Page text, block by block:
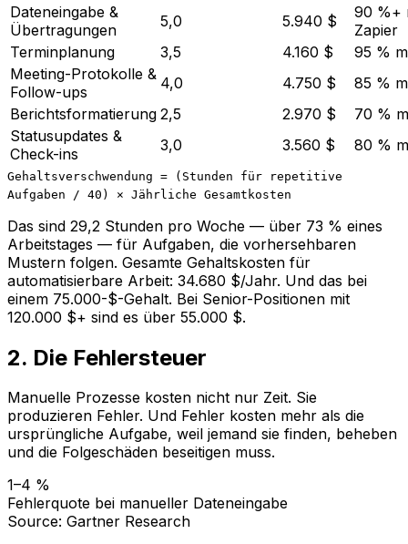
Dateneingabe &
Übertragungen
5,0 5.940 $
90 %+
Zapier
Terminplanung
3,5 4.160 $
95 %
Meeting-Protokolle &
Follow-ups
4,0 4.750 $
85 %
Berichtsformatierung 2,5 2.970 $
70 %
Statusupdates &
Check-ins
3,0 3.560 $ 80 %
Gehaltsverschwendung = (Stunden für repetitive
Aufgaben / 40) × Jährliche Gesamtkosten
Das sind 29,2 Stunden pro Woche — über 73 % eines
Arbeitstages — für Aufgaben, die vorhersehbaren
Mustern folgen. Gesamte Gehaltskosten für
automatisierbare Arbeit: 34.680 $/Jahr. Und das bei
einem 75.000-$-Gehalt. Bei Senior-Positionen mit
120.000 $+ sind es über 55.000 $.
2. Die Fehlersteuer
Manuelle Prozesse kosten nicht nur Zeit. Sie
produzieren Fehler. Und Fehler kosten mehr als die
ursprüngliche Aufgabe, weil jemand sie finden, beheben
und die Folgeschäden beseitigen muss.
1–4 %
Fehlerquote bei manueller Dateneingabe
Source: Gartner Research